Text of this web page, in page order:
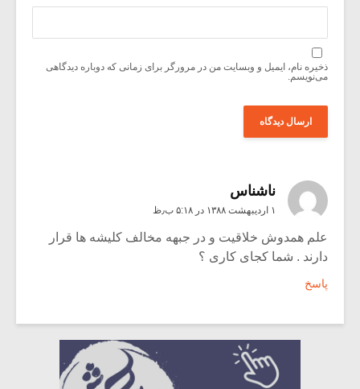
ذخیره نام، ایمیل و وبسایت من در مرورگر برای زمانی که دوباره دیدگاهی
می‌نویسم.
ناشناس
۱ اردیبهشت ۱۳۸۸ در ۵:۱۸ ب٫ظ
علم همدوش خلاقیت و در جبهه مخالف کلیشه ها قرار
دارند . شما کجای کاری ؟
پاسخ